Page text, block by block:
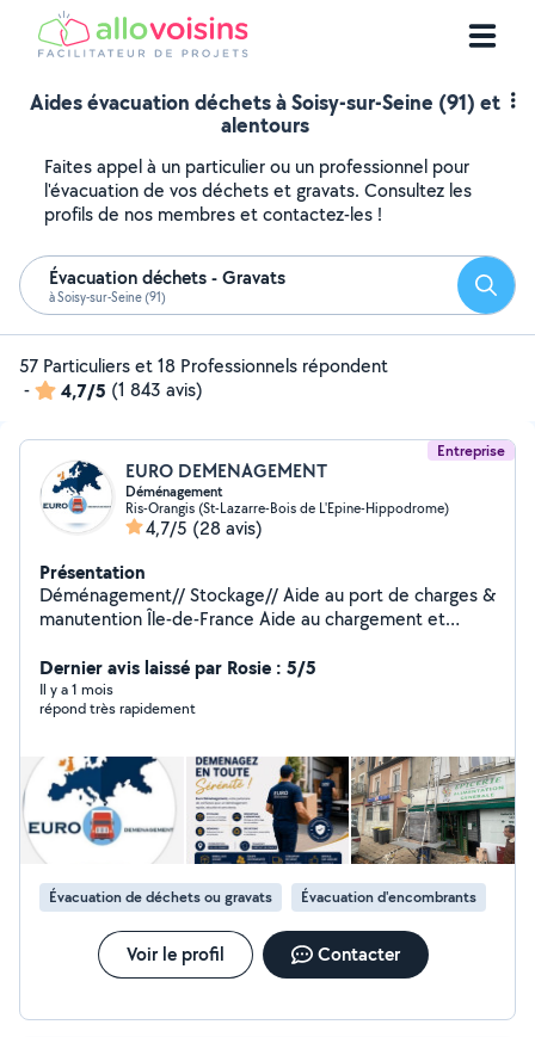
Aides évacuation déchets à Soisy-sur-Seine (91) et
alentours
Faites appel à un particulier ou un professionnel pour
l'évacuation de vos déchets et gravats. Consultez les
profils de nos membres et contactez-les !
Évacuation déchets - Gravats
à Soisy-sur-Seine (91)
57 Particuliers et 18 Professionnels répondent
-
4,7/5 (1 843 avis)
Entreprise
EURO DEMENAGEMENT
Déménagement
Ris-Orangis (St-Lazarre-Bois de L'Epine-Hippodrome)
4,7/5 (28 avis)
Présentation
Déménagement// Stockage// Aide au port de charges &
manutention Île-de-France Aide au chargement et
lourds Aide pour déplacer du mobilier dans un logement
Montage et démontage simple de meubles Monte-
Charge disponible Zone : Île-de-France et alentours
compétitifs! Sérieux, ponctuel et soigneux !
Dernier avis laissé par Rosie : 5/5
Il y a 1 mois
répond très rapidement
Évacuation de déchets ou gravats Évacuation d'encombrants
Voir le profil Contacter